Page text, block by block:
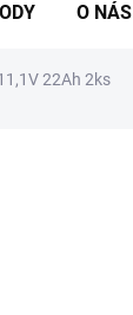
O NÁS
22Ah 2ks